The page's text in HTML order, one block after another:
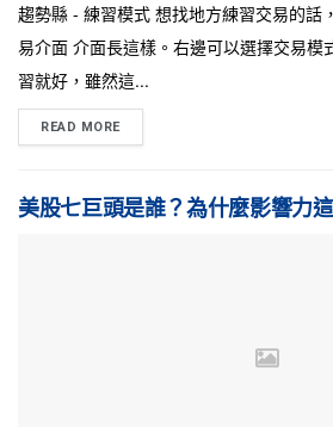
趨勢縣 - 練習模式 想找地方練習交易的話
易介面 介面長這樣。右邊可以選擇交易模
習就好，雖然這...
READ MORE
美股七巨頭是誰？為什麼影響力